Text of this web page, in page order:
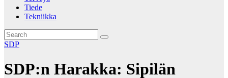
Tiede
Tekniikka
SDP
SDP:n Harakka: Sipilän